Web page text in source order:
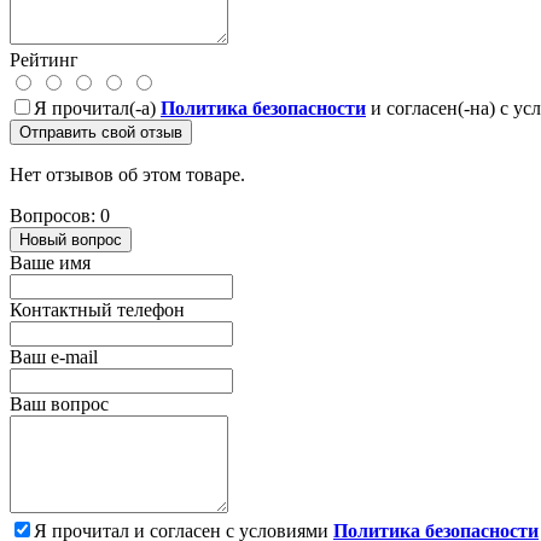
Рейтинг
Я прочитал(-а) Политика безопасности и согласен(-на) с
Отправить свой отзыв
Нет отзывов об этом товаре.
Вопросов: 0
Новый вопрос
Ваше имя
Контактный телефон
Ваш e-mail
Ваш вопрос
Я прочитал и согласен с условиями Политика безопасности